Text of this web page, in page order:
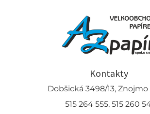
Kontakty
Dobšická 3498/13, Znojmo
515 264 555, 515 260